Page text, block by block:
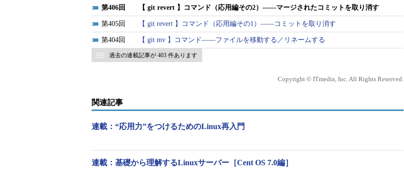
ソースコードを管理する際、最新版だけを保存するやり方はうまくいきません。開発
中のさまざまなタイミングで状態を管理し、必要に応じて比較、参照したり、元に戻し
たりできるようにする仕組みが「バージョン管理システム」です。
Gitでは、テスト版など複数に枝分かれした状態も管理できます。複数のメンバーによ
る開発を前提としており、開発中の各時点におけるコメントや、コメントへの返信など
gitのサブコマンドとGitの仕組み
406 【 git revert 】コマンド（応用編その2）――マージされたコミットを取り消す
405 【 git revert 】コマンド（応用編その1）――コミットを取り消す
404 【 git mv 】コマンド――ファイルを移動する／リネームする
過去の連載記事が 403 件あります
Copyright © ITmedia, Inc. All Rights Reserved.
関連記事
連載：“応用力”をつけるためのLinux再入門
連載：基礎から理解するLinuxサーバー［Cent OS 7.0編］